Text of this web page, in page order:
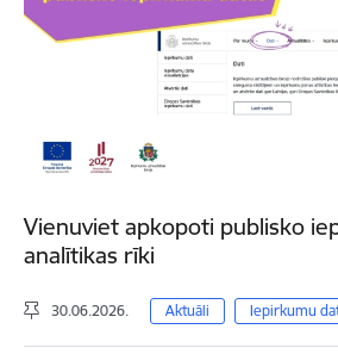
Vienuviet apkopoti publisko
analītikas rīki
30.06.2026. Aktuāli Iepirkumu